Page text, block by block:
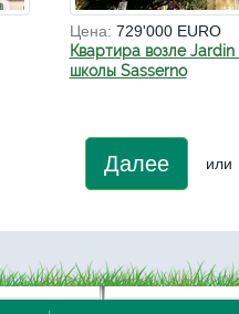
Цена: 729'000 EURO
Квартира возле
школы Sasserno
Далее или